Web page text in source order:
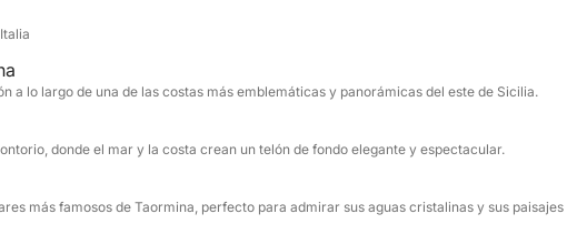
exclusivo y refinado donde la naturaleza se funde con la
cristalinas y el entorno apartado hacen de esta parada un
durante el día.
pasando por la pintoresca Grotta delle Sirene, un lugar
La excursión incluye paradas para nadar, relajarse y practicar
tras un día completo dedicado a descubrir el mar más hermoso de
a lo largo de una de las costas más emblemáticas y panorámicas del este de Sicilia.
donde el mar y la costa crean un telón de fondo elegante y espectacular.
más famosos de Taormina, perfecto para admirar sus aguas cristalinas y sus paisajes